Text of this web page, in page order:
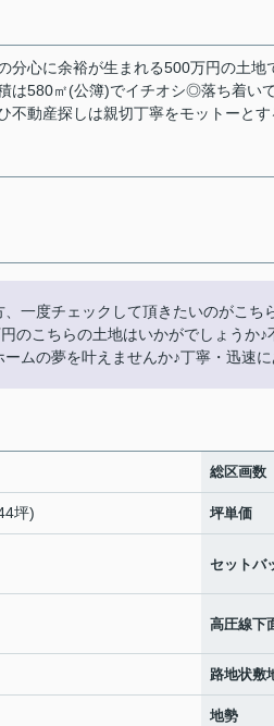
分心に余裕が生まれる500万円の土
は580㎡(公簿)でイチオシ◎落ち着い
動産探しは親切丁寧をモットーと
一度チェックして頂きたいのがこ
のこちらの土地はいかがでしょうか
ムの夢を叶えませんか♪丁寧・迅速
総区画数
坪) 坪単価
セットバ
高圧線下
路地状敷
地勢